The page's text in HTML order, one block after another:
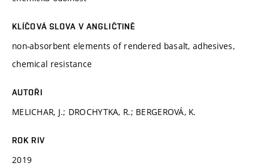
KLÍČOVÁ SLOVA V ANGLIČTINĚ
non-absorbent elements of rendered basalt, adhesives,
chemical resistance
AUTOŘI
MELICHAR, J.; DROCHYTKA, R.; BERGEROVÁ, K.
ROK RIV
2019